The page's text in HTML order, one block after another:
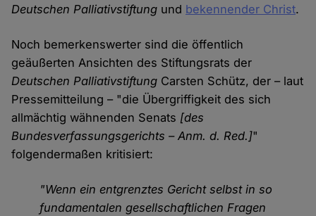
Deutschen Palliativstiftung und bekennender Christ.
Noch bemerkenswerter sind die öffentlich
geäußerten Ansichten des Stiftungsrats der
Deutschen Palliativstiftung Carsten Schütz, der – laut
Pressemitteilung – "die Übergriffigkeit des sich
allmächtig wähnenden Senats [des
Bundesverfassungsgerichts – Anm. d. Red.]"
folgendermaßen kritisiert:
"Wenn ein entgrenztes Gericht selbst in so
fundamentalen gesellschaftlichen Fragen